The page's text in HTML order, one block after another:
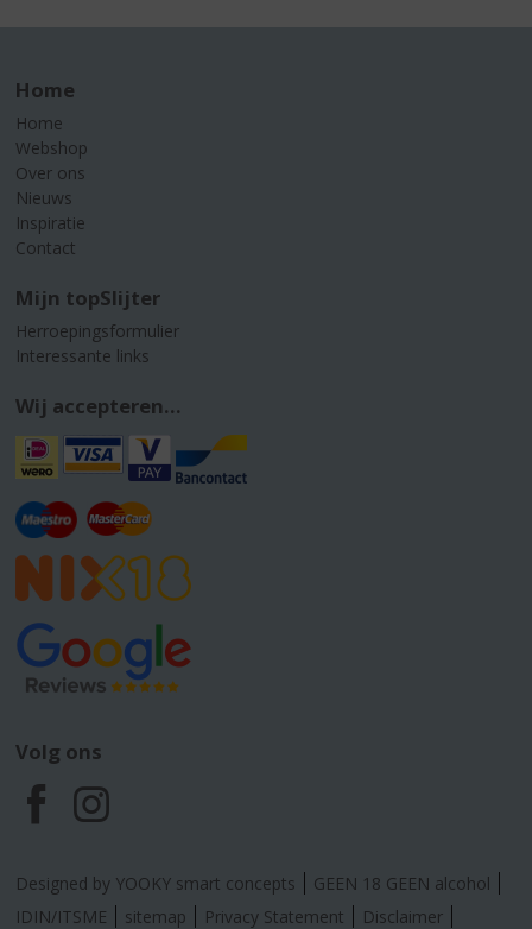
Home
Home
Webshop
Over ons
Nieuws
Inspiratie
Contact
Mijn topSlijter
Herroepingsformulier
Interessante links
Wij accepteren...
Volg ons
F
a
I
n
Designed by YOOKY smart concepts
GEEN 18 GEEN alcohol
IDIN/ITSME
sitemap Privacy Statement Disclaimer